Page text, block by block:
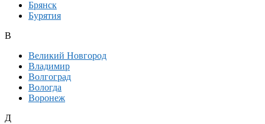
Брянск
Бурятия
В
Великий Новгород
Владимир
Волгоград
Вологда
Воронеж
Д